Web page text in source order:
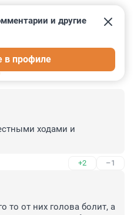
и другие
в профиле
ходами и
+2 –1
то от них голова болит, а